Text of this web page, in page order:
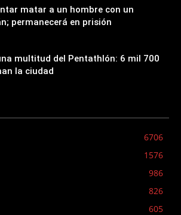
matar a un hombre con un
permanecerá en prisión
multitud del Pentathlón: 6 mil 700
la ciudad
6706
1576
986
826
605